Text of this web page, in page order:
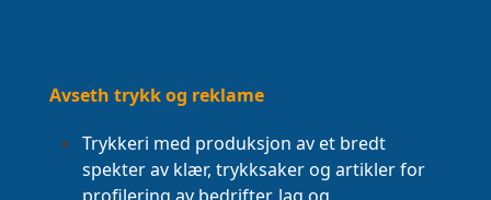
Avseth trykk og reklame
Trykkeri med produksjon av et bredt
spekter av klær, trykksaker og artikler for